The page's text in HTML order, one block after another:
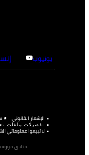
يوتيوب
الإشعار القانوني
تفضيلات ملفات
لا تبيعوا معلوماتي
©فنادق فورسيزونز المحدودة 1997 - 2026. جميع الحقوق محفوظة.